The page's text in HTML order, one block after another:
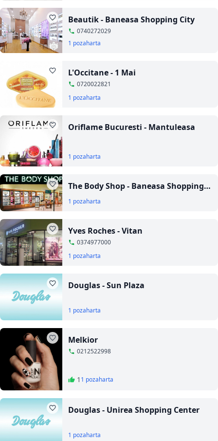
Beautik - Baneasa Shopping City
0740272029
1 pozaharta
L'Occitane - 1 Mai
0720022821
1 pozaharta
Oriflame Bucuresti - Mantuleasa
1 pozaharta
The Body Shop - Baneasa Shopping
City
1 pozaharta
Yves Roches - Vitan
0374977000
1 pozaharta
Douglas - Sun Plaza
1 pozaharta
Melkior
0212522998
1 1 pozaharta
Douglas - Unirea Shopping Center
1 pozaharta